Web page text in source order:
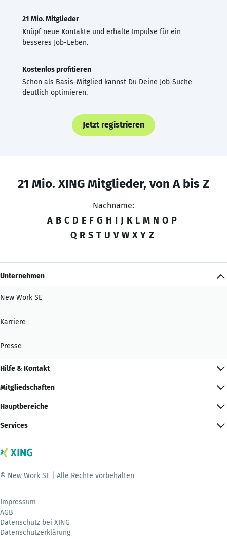
21 Mio. Mitglieder
Knüpf neue Kontakte und erhalte Impulse für ein
besseres Job-Leben.
Kostenlos profitieren
Schon als Basis-Mitglied kannst Du Deine Job-Suche
deutlich optimieren.
Jetzt registrieren
21 Mio. XING Mitglieder, von A bis Z
Nachname:
A B C D E F G H I J K L M N O P
Q R S T U V W X Y Z
Unternehmen
New Work SE
Karriere
Presse
Hilfe & Kontakt
Mitgliedschaften
Hauptbereiche
Services
© New Work SE | Alle Rechte vorbehalten
Impressum
AGB
Datenschutz bei XING
Datenschutzerklärung